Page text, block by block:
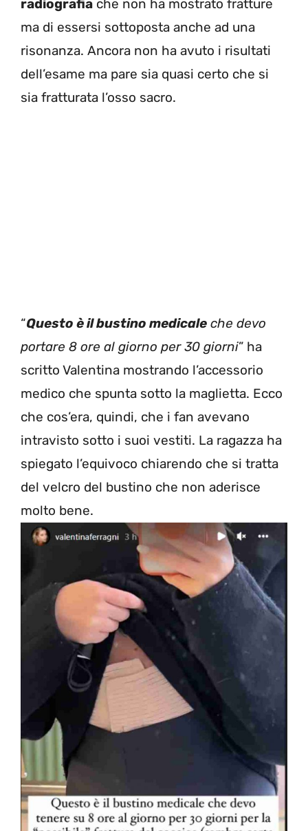
radiografia che non ha mostrato fratture
ma di essersi sottoposta anche ad una
risonanza. Ancora non ha avuto i risultati
dell’esame ma pare sia quasi certo che si
sia fratturata l’osso sacro.
“Questo è il bustino medicale che devo
portare 8 ore al giorno per 30 giorni” ha
scritto Valentina mostrando l’accessorio
medico che spunta sotto la maglietta. Ecco
che cos’era, quindi, che i fan avevano
intravisto sotto i suoi vestiti. La ragazza ha
spiegato l’equivoco chiarendo che si tratta
del velcro del bustino che non aderisce
molto bene.